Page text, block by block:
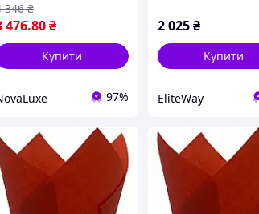
476.80₴
346 ₴
Купити
97%
2 025 ₴
Купити
EliteWay